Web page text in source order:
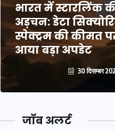
भारत में स्टारलिंक
अड़चन: डेटा
स्पेक्ट्रम की कीमत
आया बड़ा अपडेट
30 दिसम्बर
जॉब अलर्ट